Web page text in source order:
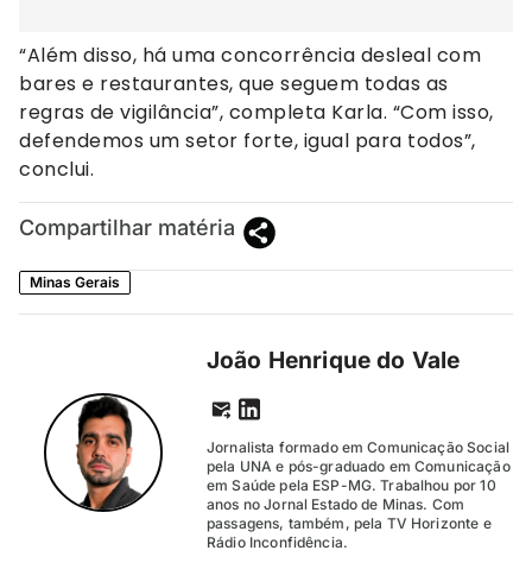
“Além disso, há uma concorrência desleal com
bares e restaurantes, que seguem todas as
regras de vigilância”, completa Karla. “Com isso,
defendemos um setor forte, igual para todos”,
conclui.
Compartilhar matéria
Minas Gerais
João Henrique do Vale
Jornalista formado em Comunicação Social
pela UNA e pós-graduado em Comunicação
em Saúde pela ESP-MG. Trabalhou por 10
anos no Jornal Estado de Minas. Com
passagens, também, pela TV Horizonte e
Rádio Inconfidência.